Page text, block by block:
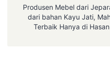
Produsen Mebel dari
dari bahan Kayu Jati,
Terbaik Hanya di